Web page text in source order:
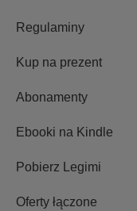
Regulaminy
Kup na prezent
Abonamenty
Ebooki na Kindle
Pobierz Legimi
Oferty łączone